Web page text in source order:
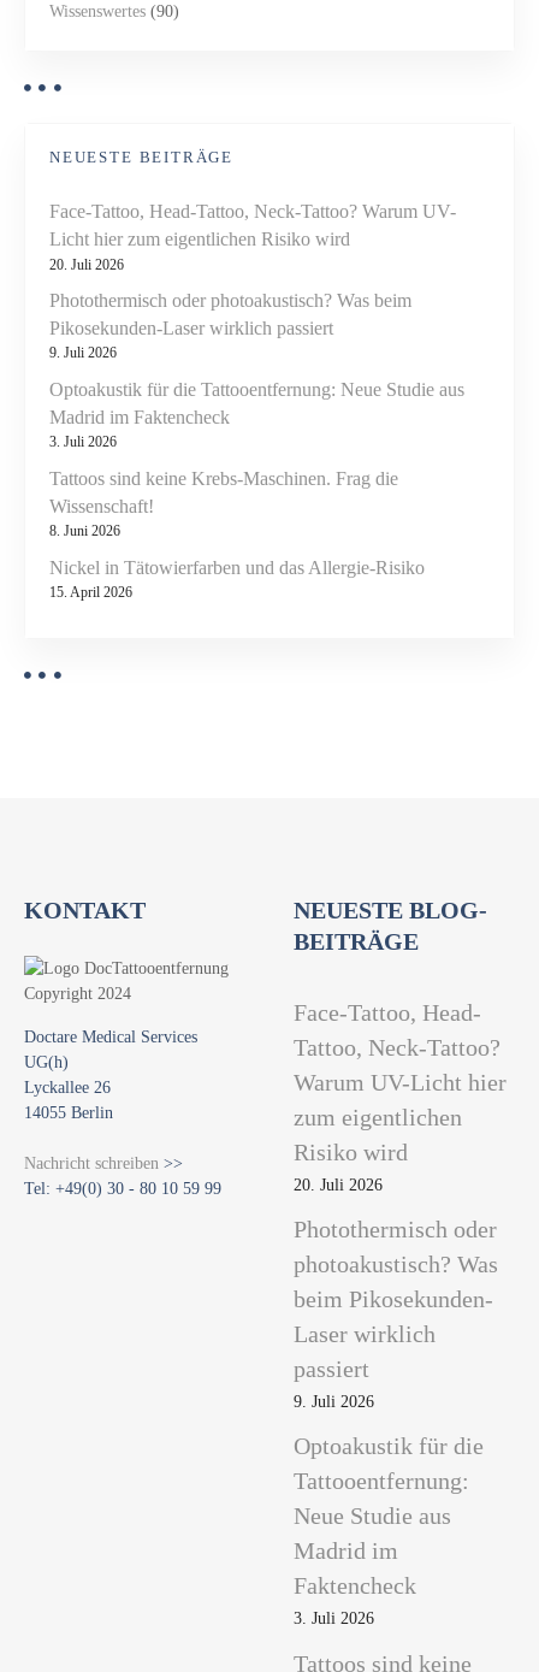
Wissenswertes (90)
NEUESTE BEITRÄGE
Face-Tattoo, Head-Tattoo, Neck-Tattoo? Warum UV-
Licht hier zum eigentlichen Risiko wird
20. Juli 2026
Photothermisch oder photoakustisch? Was beim
Pikosekunden-Laser wirklich passiert
9. Juli 2026
Optoakustik für die Tattooentfernung: Neue Studie aus
Madrid im Faktencheck
3. Juli 2026
Tattoos sind keine Krebs-Maschinen. Frag die
Wissenschaft!
8. Juni 2026
Nickel in Tätowierfarben und das Allergie-Risiko
15. April 2026
KONTAKT
Doctare Medical Services
UG(h)
Lyckallee 26
14055 Berlin
Nachricht schreiben >>
Tel: +49(0) 30 - 80 10 59 99
NEUESTE BLOG-
BEITRÄGE
Face-Tattoo, Head-
Tattoo, Neck-Tattoo?
Warum UV-Licht hier
zum eigentlichen
Risiko wird
20. Juli 2026
Photothermisch oder
photoakustisch? Was
beim Pikosekunden-
Laser wirklich
passiert
9. Juli 2026
Optoakustik für die
Tattooentfernung:
Neue Studie aus
Madrid im
Faktencheck
3. Juli 2026
Tattoos sind keine